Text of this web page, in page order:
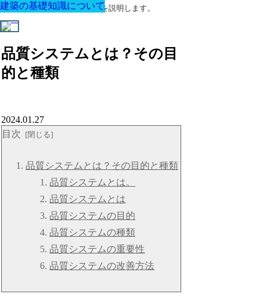
建築に関する用語と関連法令を説明します。
品質システムとは？その目
的と種類
建築の基礎知識について
2024.01.27
目次
品質システムとは？その目的と種類
品質システムとは。
品質システムとは
品質システムの目的
品質システムの種類
品質システムの重要性
品質システムの改善方法
建築の基礎知識について
建築の基礎知識について
建築の基礎知識について
建築の基礎知識について
建築の基礎知識について
建築の基礎知識について